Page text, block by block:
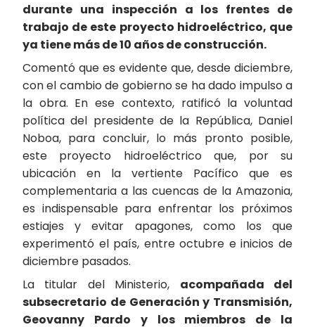
durante una inspección a los frentes de
trabajo de este proyecto hidroeléctrico, que
ya tiene más de 10 años de construcción.
Comentó que es evidente que, desde diciembre,
con el cambio de gobierno se ha dado impulso a
la obra. En ese contexto, ratificó la voluntad
política del presidente de la República, Daniel
Noboa, para concluir, lo más pronto posible,
este proyecto hidroeléctrico que, por su
ubicación en la vertiente Pacífico que es
complementaria a las cuencas de la Amazonia,
es indispensable para enfrentar los próximos
estiajes y evitar apagones, como los que
experimentó el país, entre octubre e inicios de
diciembre pasados.
La titular del Ministerio, acompañada del
subsecretario de Generación y Transmisión,
Geovanny Pardo y los miembros de la